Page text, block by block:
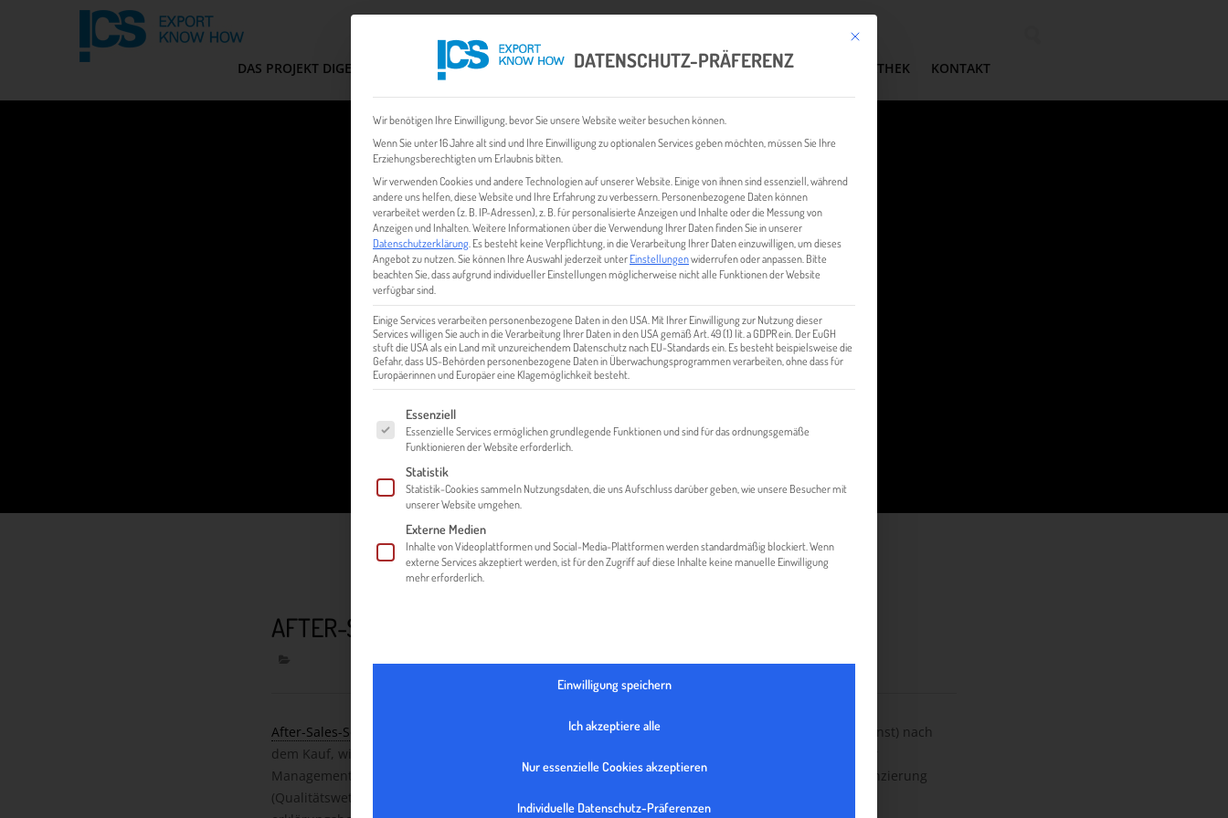
DAS PROJEKT DIGEM FIT CHECK EXPORT BUSINESS PLÄNE EVENTS & NEWS INHALT MEDIATHEK KONTAKT
AFTER-SALES-SERVICE
AFTER-SALES-SERVICE
After-Sales-Service
bezeichnet die technischen und kaufmännischen Dienstleistungen (Kundendienst) nach
dem Kauf, wie z.B. die Schulung des Bedienungspersonals, Wartungs- und Reparaturdienste, oder
Managementleistungen. Das
After-Sales-Serviceist von großer Bedeutung für die Angebotsdifferenzierung
(Qualitätswettbewerb) und die Schaffung eines akquisitorischen Potenzials bei komplexen und
Mit diesem Button wird der Dialog geschlossen. Seine Funktionalität ist identisch mit der
DATENSCHUTZ-PRÄFERENZ
Wir benötigen Ihre Einwilligung, bevor Sie unsere Website weiter besuchen können.
Wenn Sie unter 16 Jahre alt sind und Ihre Einwilligung zu optionalen Services geben möchten, müssen Sie Ihre
Erziehungsberechtigten um Erlaubnis bitten.
Wir verwenden Cookies und andere Technologien auf unserer Website. Einige von ihnen sind essenziell, während
andere uns helfen, diese Website und Ihre Erfahrung zu verbessern. Personenbezogene Daten können
verarbeitet werden (z. B. IP-Adressen), z. B. für personalisierte Anzeigen und Inhalte oder die Messung von
Anzeigen und Inhalten. Weitere Informationen über die Verwendung Ihrer Daten finden Sie in unserer
Datenschutzerklärung Es besteht keine Verpflichtung, in die Verarbeitung Ihrer Daten einzuwilligen, um dieses
Angebot zu nutzen. Sie können Ihre Auswahl jederzeit unterEinstellungenwiderrufen oder anpassen. Bitte
beachten Sie, dass aufgrund individueller Einstellungen möglicherweise nicht alle Funktionen der Website
verfügbar sind.
Einige Services verarbeiten personenbezogene Daten in den USA. Mit Ihrer Einwilligung zur Nutzung dieser
Services willigen Sie auch in die Verarbeitung Ihrer Daten in den USA gemäß Art. 49 (1) lit. a GDPR ein. Der EuGH
stuft die USA als ein Land mit unzureichendem Datenschutz nach EU-Standards ein. Es besteht beispielsweise die
Gefahr, dass US-Behörden personenbezogene Daten in Überwachungsprogrammen verarbeiten, ohne dass für
Europäerinnen und Europäer eine Klagemöglichkeit besteht.
Es folgt eine Liste der Service-Gruppen, für die eine Einwilligung erteilt werden kann. Die erste Service-Gruppe ist essenziell und kann nicht abgewählt
Essenziell
Essenzielle Services ermöglichen grundlegende Funktionen und sind für das ordnungsgemäße
Funktionieren der Website erforderlich.
Statistik
Statistik-Cookies sammeln Nutzungsdaten, die uns Aufschluss darüber geben, wie unsere Besucher mit
unserer Website umgehen.
Externe Medien
Inhalte von Videoplattformen und Social-Media-Plattformen werden standardmäßig blockiert. Wenn
externe Services akzeptiert werden, ist für den Zugriff auf diese Inhalte keine manuelle Einwilligung
mehr erforderlich.
Einwilligung speichern
Ich akzeptiere alle
Nur essenzielle Cookies akzeptieren
Individuelle Datenschutz-Präferenzen